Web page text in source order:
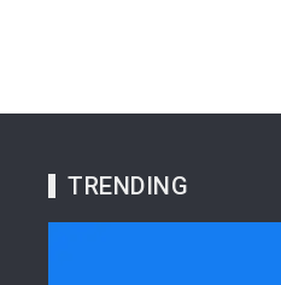
TRENDING